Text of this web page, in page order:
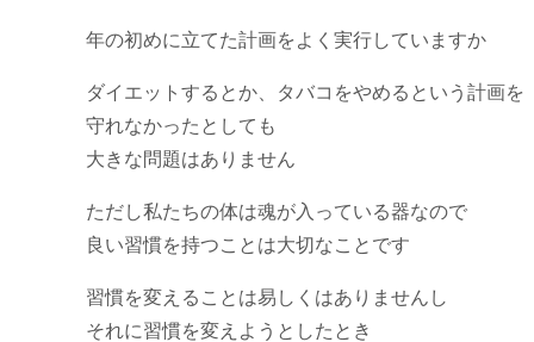
年の初めに立てた計画をよく実行していますか
ダイエットするとか、タバコをやめるという計画を
守れなかったとしても
大きな問題はありません
ただし私たちの体は魂が入っている器なので
良い習慣を持つことは大切なことです
習慣を変えることは易しくはありませんし
それに習慣を変えようとしたとき